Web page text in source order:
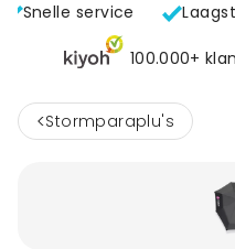
Snelle service
100.000+
< Stormparaplu's